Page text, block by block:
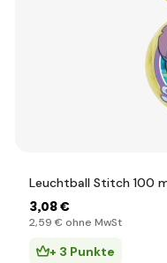
Leuchtball Stitch 100
3,08 €
2,59 € ohne MwSt
+ 3 Punkte